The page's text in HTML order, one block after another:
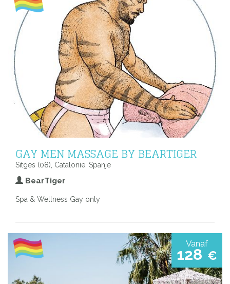
GAY MEN MASSAGE BY BEARTIGER
Sitges (08), Catalonië, Spanje
BearTiger
Spa & Wellness Gay only
Vanaf
128 €